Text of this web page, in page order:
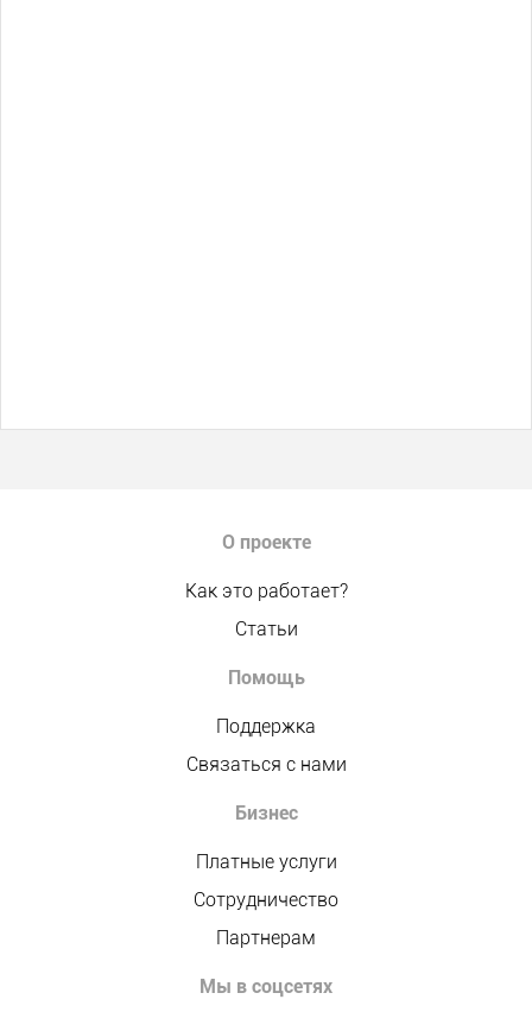
О проекте
Как это работает?
Статьи
Помощь
Поддержка
Связаться с нами
Бизнес
Платные услуги
Сотрудничество
Партнерам
Мы в соцсетях